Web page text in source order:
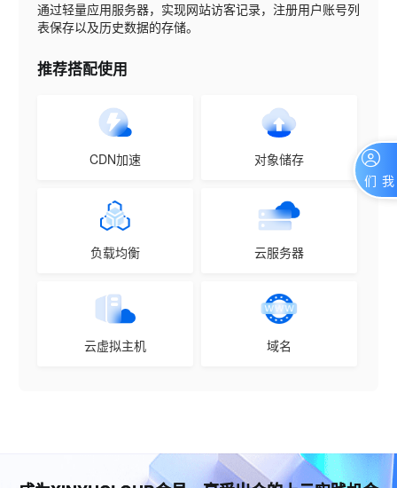
通过轻量应用服务器，实现网站访客记录，注册用户账号列
表保存以及历史数据的存储。
推荐搭配使用
CDN加速 对象储存
负载均衡 云服务器
云虚拟主机 域名
联系我们